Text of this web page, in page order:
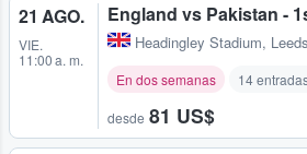
21 AGO.
VIE.
11:00 a. m.
England vs Pakistan -
Headingley Stadium,
En dos semanas 14
desde 81 US$